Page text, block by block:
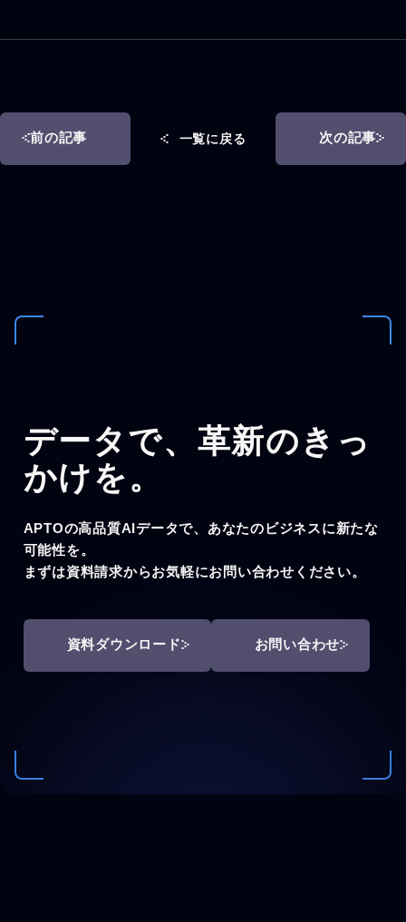
前の記事 一覧に戻る 次の記事
データで、 革新のきっ
かけを。
APTOの高品質AIデータで、あなたのビジネスに新たな
可能性を。
まずは資料請求からお気軽にお問い合わせください。
資料ダウンロード お問い合わせ